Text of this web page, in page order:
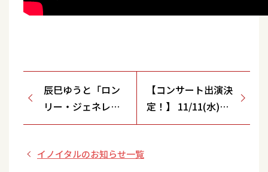
辰巳ゆうと「ロン
リー・ジェネレー
ション」会場特典
5/27(水)東京
【コンサート出演決
定！】 11/11(水)
「～だけ、だけ、だ
イノイタルのお知らせ一覧